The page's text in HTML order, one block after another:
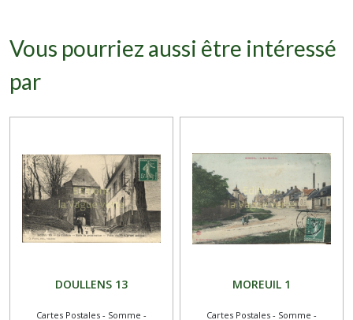
Vous pourriez aussi être intéressé
par
DOULLENS 13
Cartes Postales - Somme -
MOREUIL 1
Cartes Postales - Somme -